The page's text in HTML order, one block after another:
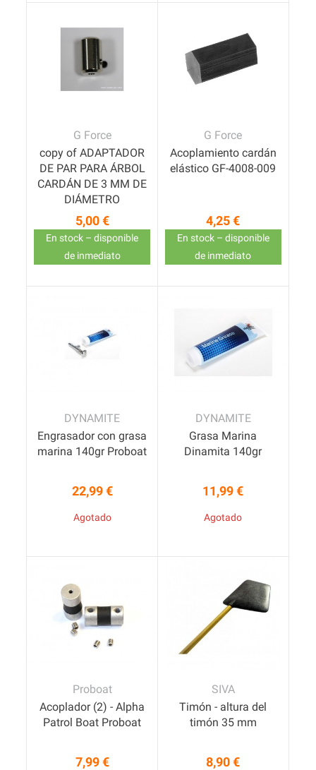
G Force
copy of ADAPTADOR
DE PAR PARA ÁRBOL
CARDÁN DE 3 MM DE
DIÁMETRO
Precio
5,00 €
En stock – disponible
de inmediato
G Force
Acoplamiento cardán
elástico GF-4008-009
Precio
4,25 €
En stock – disponible
de inmediato
DYNAMITE
Engrasador con grasa
marina 140gr Proboat
Precio
22,99 €
Agotado
DYNAMITE
Grasa Marina
Dinamita 140gr
Precio
11,99 €
Agotado
Proboat
Acoplador (2) - Alpha
Patrol Boat Proboat
7,99 €
SIVA
Timón - altura del
timón 35 mm
8,90 €